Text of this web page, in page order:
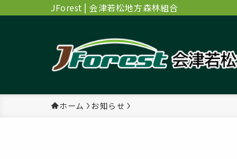
JForest | 会津若松地方森林組合
ホーム お知らせ